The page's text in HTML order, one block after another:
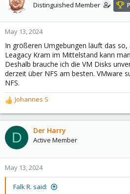
o
n
:
Distinguished Member
May 13, 2024
In größeren Umgebungen läuft das
Leagacy Kram im Mittelstand kann
Deshalb brauche ich die VM Disks
derzeit über NFS am besten. VMware
NFS.
R
e
a
c
t
o
n
Johannes S
D Der Harry
Active Member
May 13, 2024
Falk R. said: